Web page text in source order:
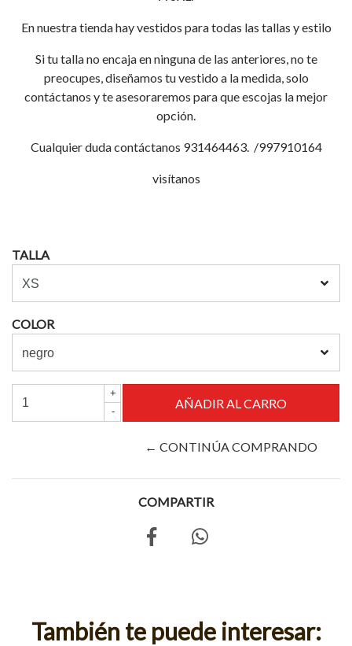
En nuestra tienda hay vestidos para todas las tallas y estilo
Si tu talla no encaja en ninguna de las anteriores, no te
preocupes, diseñamos tu vestido a la medida, solo
contáctanos y te asesoraremos para que escojas la mejor
opción.
Cualquier duda contáctanos 931464463. /997910164
visítanos
TALLA
COLOR
+
-
← CONTINÚA COMPRANDO
COMPARTIR
También te puede interesar: